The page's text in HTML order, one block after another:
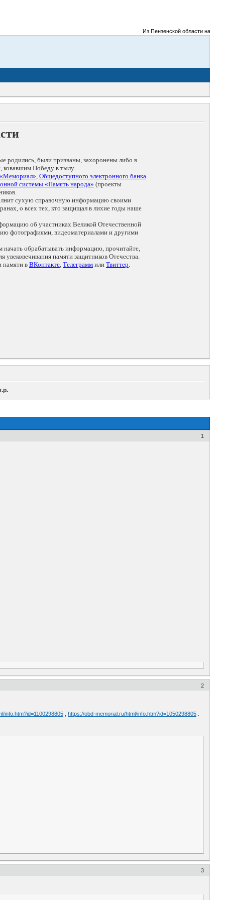
Из Пензенской области на
родились, были призваны, захоронены либо в
ковавшим Победу в тылу.
, Общедоступного электронного банка
системы «Память народа» (проекты
сухую справочную информацию своими
о всех тех, кто защищал в лихие годы наше
об участниках Великой Отечественной
фотографиями, видеоматериалами и другими
начать обрабатывать информацию, прочитайте,
памяти защитников Отечества.
памяти в ВКонтакте, Телеграмм или Твиттер.
1
2
info.htm?id=1100298805 https://obd-memorial.ru/html/info.htm?id=1050298805
3